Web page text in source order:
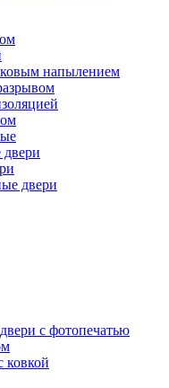
напылением
двери
двери
с фотопечатью
ковкой